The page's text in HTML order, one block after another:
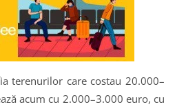
terenurilor care costau 20.000–
acum cu 2.000–3.000 euro, cu